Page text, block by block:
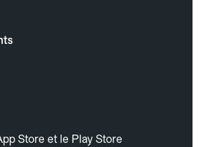
Store et le Play Store